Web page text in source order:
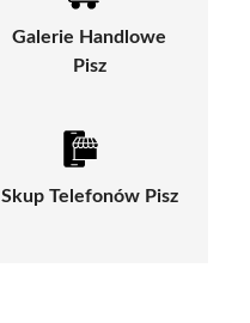
Galerie Handlowe
Pisz
Skup Telefonów Pisz